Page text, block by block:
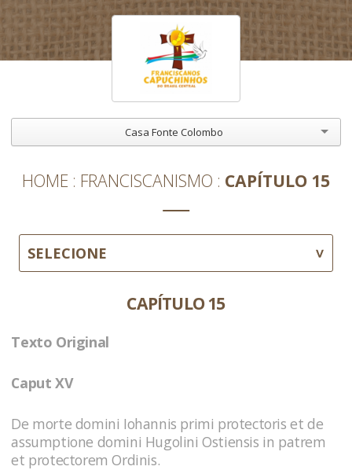
Casa Fonte Colombo
HOME FRANCISCANISMO CAPÍTULO 15
SELECIONE
CAPÍTULO 15
Texto Original
Caput XV
De morte domini Iohannis primi protectoris et de
assumptione domini Hugolini Ostiensis in patrem
et protectorem Ordinis.